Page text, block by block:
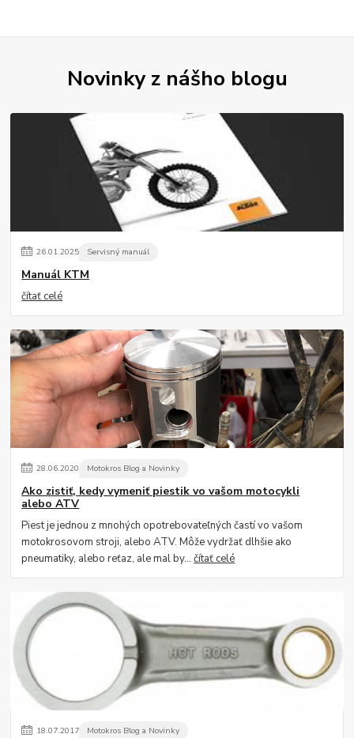
Novinky z nášho blogu
26.01.2025 Servisný manuál
Manuál KTM
čítať celé
28.06.2020 Motokros Blog a Novinky
Ako zistiť, kedy vymeniť piestik vo vašom motocykli
alebo ATV
Piest je jednou z mnohých opotrebovateľných častí vo vašom
motokrosovom stroji, alebo ATV. Môže vydržať dlhšie ako
pneumatiky, alebo reťaz, ale mal by...čítať celé
18.07.2017 Motokros Blog a Novinky